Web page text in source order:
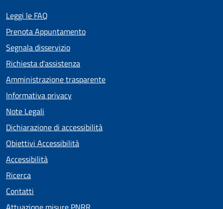
Leggi le FAQ
Prenota Appuntamento
Segnala disservizio
Richiesta d'assistenza
Amministrazione trasparente
Informativa privacy
Note Legali
Dichiarazione di accessibilità
Obiettivi Accessibilità
Accessibilità
Ricerca
Contatti